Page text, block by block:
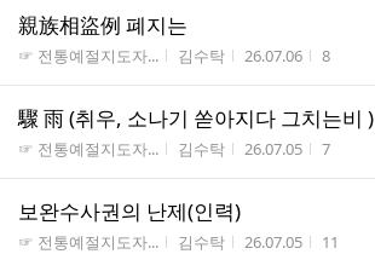
親族相盜例 폐지는
게시판명
☞ 전통예절지도자... 작성자
김수탁 작성시간
26.07.06 조회수
8
驟 雨 (취우, 소나기 쏟아지다 그치는비 )
게시판명
☞ 전통예절지도자... 작성자
김수탁 작성시간
26.07.05 조회수
7
보완수사권의 난제(인력)
게시판명
☞ 전통예절지도자... 작성자
김수탁 작성시간
26.07.05 조회수
11